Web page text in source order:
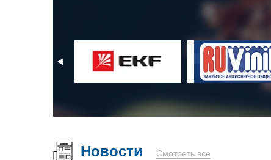
Новости Смотреть все